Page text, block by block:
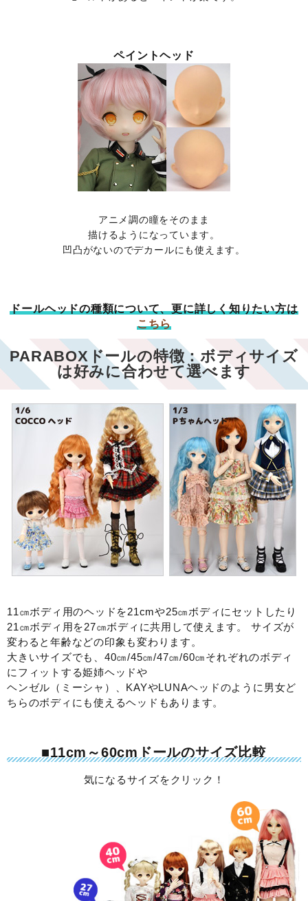
ペイントヘッド
アニメ調の瞳をそのまま
描けるようになっています。
凹凸がないのでデカールにも使えます。
ドールヘッドの種類について、更に詳しく知りたい方は
こちら
PARABOXドールの特徴：ボディサイズ
は好みに合わせて選べます
11㎝ボディ用のヘッドを21cmや25㎝ボディにセットしたり
21㎝ボディ用を27㎝ボディに共用して使えます。 サイズが
変わると年齢などの印象も変わります。
大きいサイズでも、40㎝/45㎝/47㎝/60㎝それぞれのボディ
にフィットする姫姉ヘッドや
ヘンゼル（ミーシャ）、KAYやLUNAヘッドのように男女ど
ちらのボディにも使えるヘッドもあります。
■11cm～60cmドールのサイズ比較
気になるサイズをクリック！